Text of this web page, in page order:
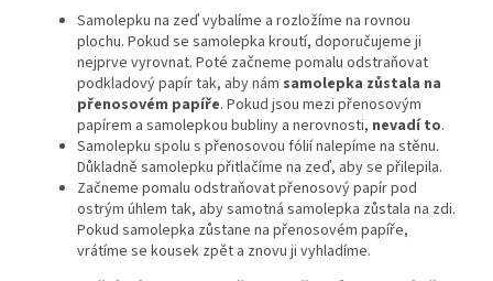
Samolepku na zeď vybalíme a rozložíme na rovnou
plochu. Pokud se samolepka kroutí, doporučujeme ji
nejprve vyrovnat. Poté začneme pomalu odstraňovat
podkladový papír tak, aby nám samolepka zůstala na
přenosovém papíře. Pokud jsou mezi přenosovým
papírem a samolepkou bubliny a nerovnosti, nevadí to.
Samolepku spolu s přenosovou fólií nalepíme na stěnu.
Důkladně samolepku přitlačíme na zeď, aby se přilepila.
Začneme pomalu odstraňovat přenosový papír pod
ostrým úhlem tak, aby samotná samolepka zůstala na zdi.
Pokud samolepka zůstane na přenosovém papíře,
vrátíme se kousek zpět a znovu ji vyhladíme.